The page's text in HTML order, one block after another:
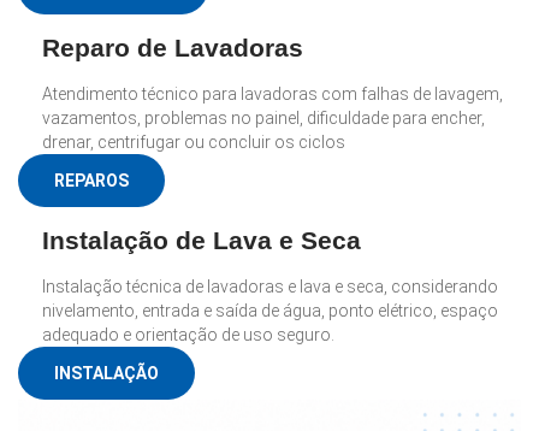
Reparo de Lavadoras
Atendimento técnico para lavadoras com falhas de lavagem,
vazamentos, problemas no painel, dificuldade para encher,
drenar, centrifugar ou concluir os ciclos
REPAROS
Instalação de Lava e Seca
Instalação técnica de lavadoras e lava e seca, considerando
nivelamento, entrada e saída de água, ponto elétrico, espaço
adequado e orientação de uso seguro.
INSTALAÇÃO